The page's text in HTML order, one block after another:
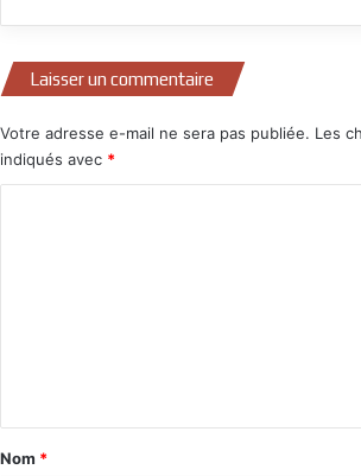
Laisser un commentaire
Votre adresse e-mail ne sera pas publiée. Les
indiqués avec *
a
Nom *